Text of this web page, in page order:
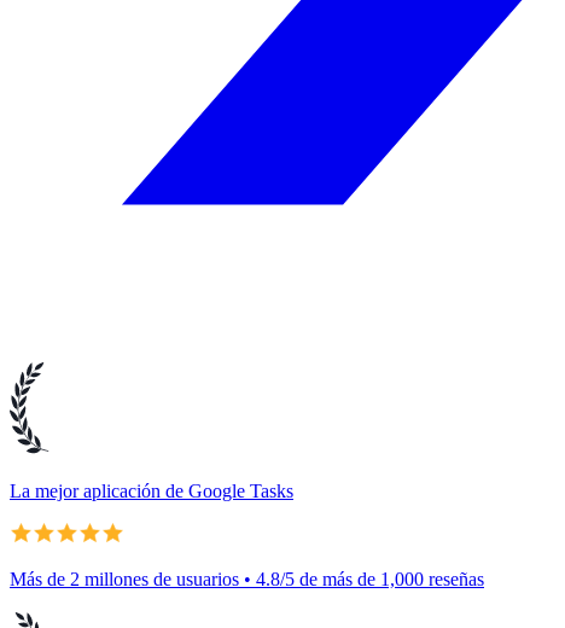
La mejor aplicación de Google Tasks
Más de 2 millones de usuarios • 4.8/5 de más de 1,000 reseñas